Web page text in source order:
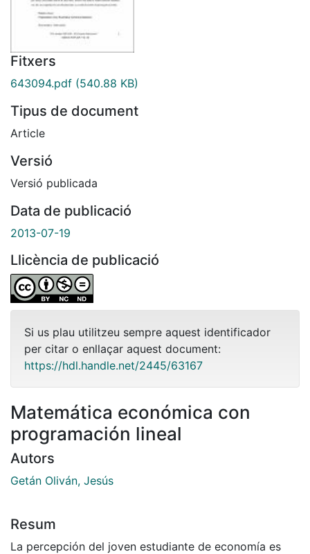
Fitxers
643094.pdf (540.88 KB)
Tipus de document
Article
Versió
Versió publicada
Data de publicació
2013-07-19
Llicència de publicació
Si us plau utilitzeu sempre aquest identificador
per citar o enllaçar aquest document:
https://hdl.handle.net/2445/63167
Matemática económica con
programación lineal
Autors
Getán Oliván, Jesús
Resum
La percepción del joven estudiante de economía es